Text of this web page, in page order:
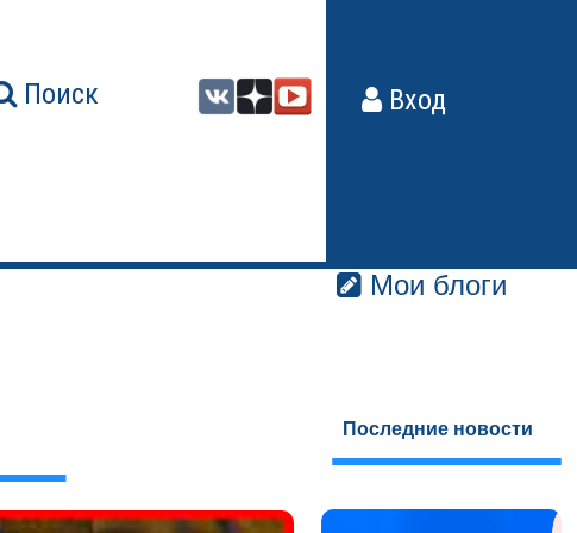
Поиск Вход
Мои блоги
Последние новости